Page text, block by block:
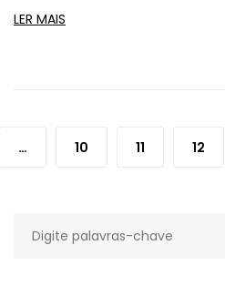
real.
LER MAIS
… 10 11 12